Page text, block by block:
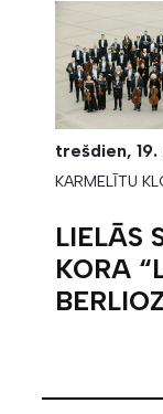
trešdien,
KARMELĪTU
LIELĀS
KORA